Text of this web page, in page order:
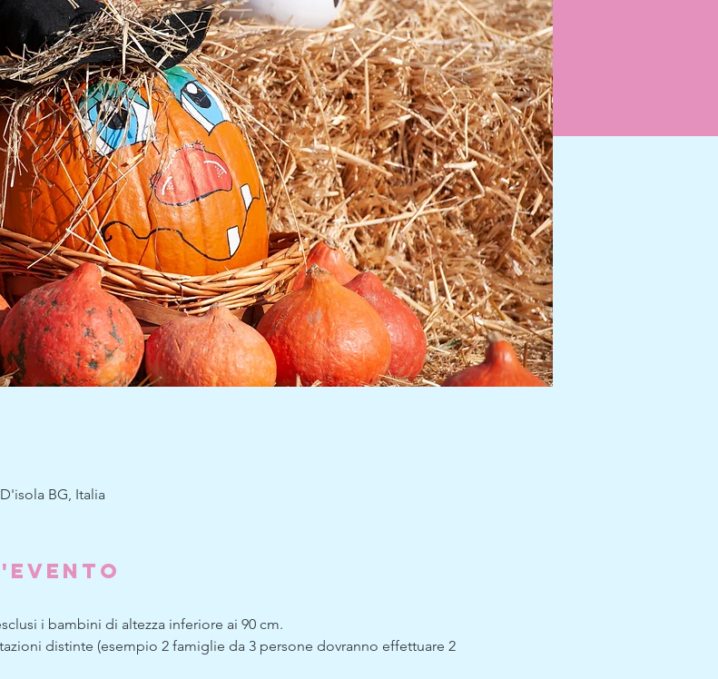
BG, Italia
i bambini di altezza inferiore ai 90 cm.
distinte (esempio 2 famiglie da 3 persone dovranno effettuare 2